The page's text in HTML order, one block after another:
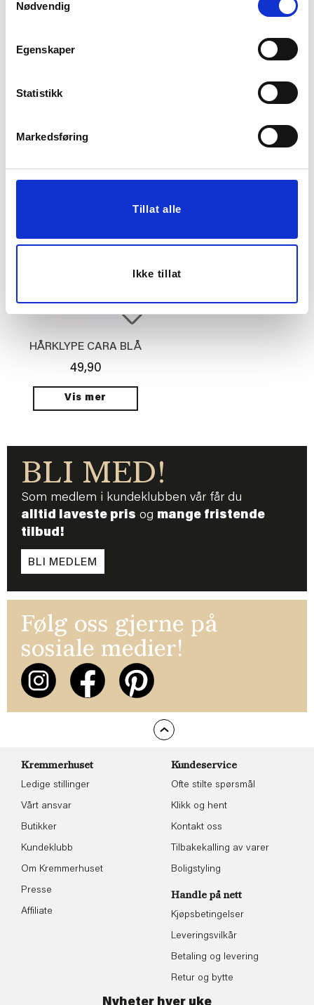
Nødvendig
Egenskaper
Statistikk
Markedsføring
Tillat alle
Ikke tillat
49,90
HÅRKLYPE CARA BLÅ
49,90
Vis mer
BLI MED!
Som medlem i kundeklubben vår får du
alltid laveste pris og mange fristende
tilbud!
BLI MEDLEM
Følg oss gjerne på
sosiale medier!
Kremmerhuset
Ledige stillinger
Vårt ansvar
Butikker
Kundeklubb
Om Kremmerhuset
Presse
Affiliate
Kundeservice
Ofte stilte spørsmål
Klikk og hent
Kontakt oss
Tilbakekalling av varer
Boligstyling
Handle på nett
Kjøpsbetingelser
Leveringsvilkår
Betaling og levering
Retur og bytte